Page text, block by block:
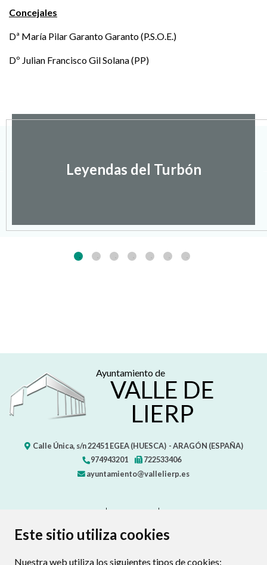
Este sitio utiliza cookies
Nuestra web utiliza los siguientes tipos de cookies:
Concejales
Dª María Pilar Garanto Garanto (P.S.O.E.)
Dº Julian Francisco Gil Solana (PP)
Leyendas del Turbón
Ayuntamiento de
VALLE DE
LIERP
Calle Única, s/n22451 EGEA (HUESCA) - ARAGÓN (ESPAÑA)
974943201
722533406
ayuntamiento@vallelierp.es
PROTECCIÓN DE DATOS
POLÍTICA DE COOKIES